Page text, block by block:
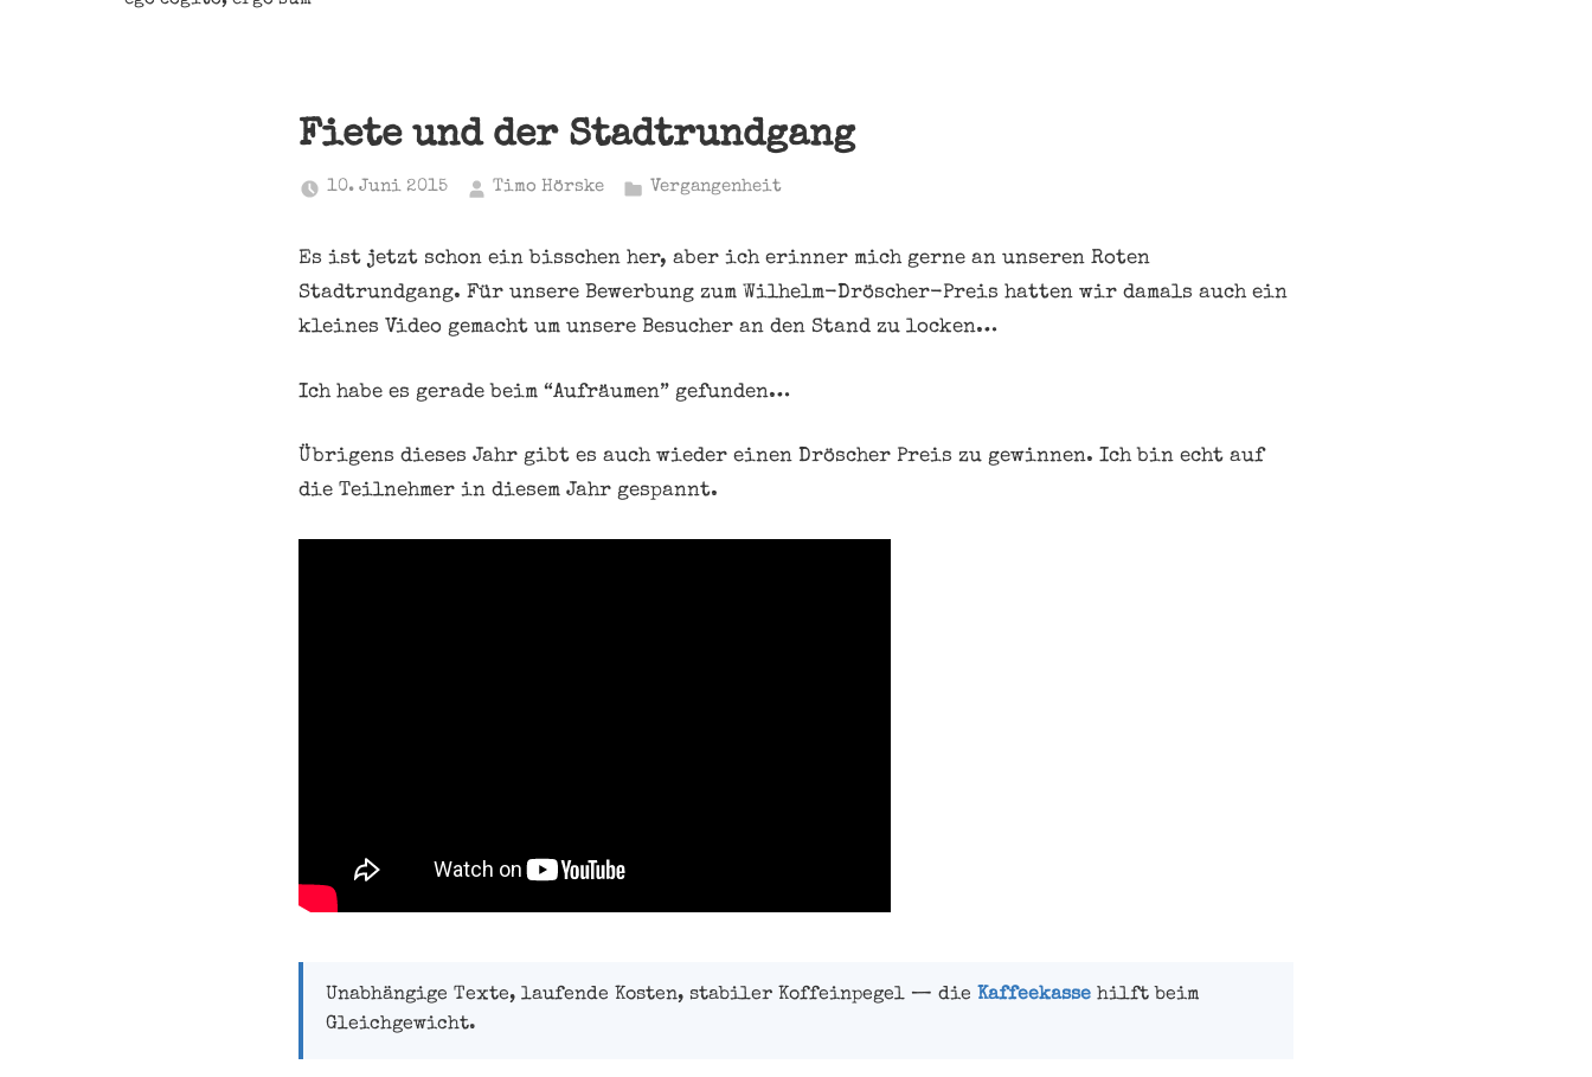
Fiete und der Stadtrundgang
10. Juni 2015 Timo Hörske Vergangenheit
Es ist jetzt schon ein bisschen her, aber ich erinner mich gerne an unseren Roten
Stadtrundgang. Für unsere Bewerbung zum Wilhelm-Dröscher-Preis hatten wir damals auch ein
kleines Video gemacht um unsere Besucher an den Stand zu locken…
Ich habe es gerade beim “Aufräumen” gefunden…
Übrigens dieses Jahr gibt es auch wieder einen Dröscher Preis zu gewinnen. Ich bin echt auf
die Teilnehmer in diesem Jahr gespannt.
Unabhängige Texte, laufende Kosten, stabiler Koffeinpegel — die Kaffeekassehilft beim
Gleichgewicht.